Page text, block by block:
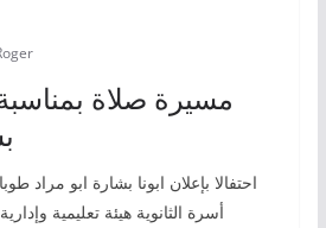
مسيرة صلاة
احتفالا بإعلان ابونا بشارة ابو مراد
أسرة الثانوية هيئة تعليمية